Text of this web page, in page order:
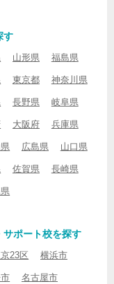
す
山形県 福島県
東京都 神奈川県
長野県 岐阜県
大阪府 兵庫県
広島県 山口県
佐賀県 長崎県
サポート校を探す
23区 横浜市
名古屋市